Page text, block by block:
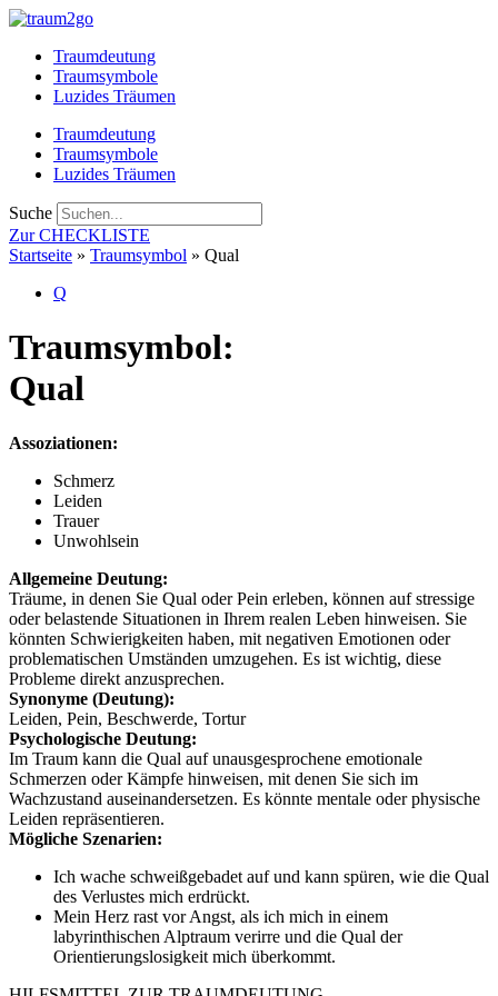
Zum
springenTraumdeutung
Traumsymbole
Luzides Träumen
Traumdeutung
Traumsymbole
Luzides Träumen
Suche
Zur CHECKLISTE
Startseite » Traumsymbol » Qual
Q
Traumsymbol:
Qual
Assoziationen:
Schmerz
Leiden
Trauer
Unwohlsein
Allgemeine Deutung:
Träume, in denen Sie Qual oder Pein erleben, können auf stressige
oder belastende Situationen in Ihrem realen Leben hinweisen. Sie
könnten Schwierigkeiten haben, mit negativen Emotionen oder
problematischen Umständen umzugehen. Es ist wichtig, diese
Probleme direkt anzusprechen.
Synonyme (Deutung):
Leiden, Pein, Beschwerde, Tortur
Psychologische Deutung:
Im Traum kann die Qual auf unausgesprochene emotionale
Schmerzen oder Kämpfe hinweisen, mit denen Sie sich im
Wachzustand auseinandersetzen. Es könnte mentale oder physische
Leiden repräsentieren.
Mögliche Szenarien:
Ich wache schweißgebadet auf und kann spüren, wie die Qual
des Verlustes mich erdrückt.
Mein Herz rast vor Angst, als ich mich in einem
labyrinthischen Alptraum verirre und die Qual der
Orientierungslosigkeit mich überkommt.